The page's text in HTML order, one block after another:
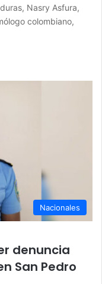
Nasry Asfura,
colombiano,
Nacionales
denuncia
San Pedro